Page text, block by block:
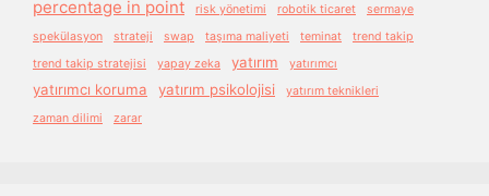
percentage in point risk yönetimi robotik ticaret
sermaye
spekülasyon
strateji swap taşıma maliyeti teminat
trend takip
trend takip stratejisi
yapay zeka yatırım yatırımcı
yatırımcı koruma yatırım psikolojisi
yatırım teknikleri
zaman dilimi
zarar